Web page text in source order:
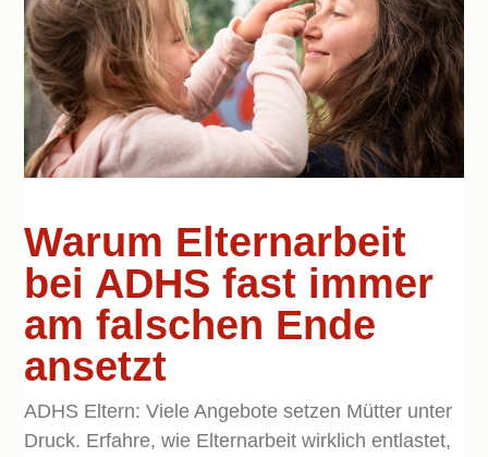
Warum Elternarbeit
bei ADHS fast immer
am falschen Ende
ansetzt
ADHS Eltern: Viele Angebote setzen Mütter unter
Druck. Erfahre, wie Elternarbeit wirklich entlastet,